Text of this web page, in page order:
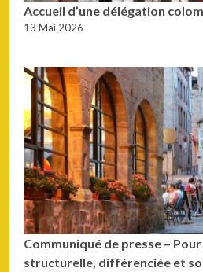
Accueil d’une délégation
13 Mai 2026
Communiqué de presse –
structurelle, différenciée et